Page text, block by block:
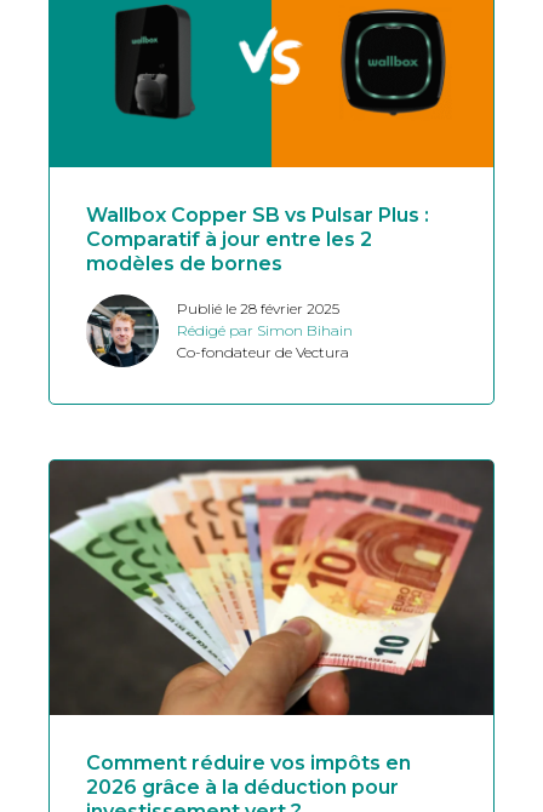
Wallbox Copper SB vs Pulsar Plus :
Comparatif à jour entre les 2
modèles de bornes
Publié le 28 février 2025
Rédigé par Simon Bihain
Co-fondateur de Vectura
Comment réduire vos impôts en
2026 grâce à la déduction pour